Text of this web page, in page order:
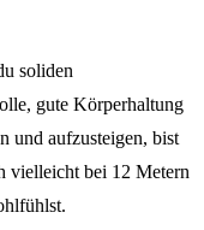
soliden
gute Körperhaltung
und aufzusteigen, bist
vielleicht bei 12 Metern